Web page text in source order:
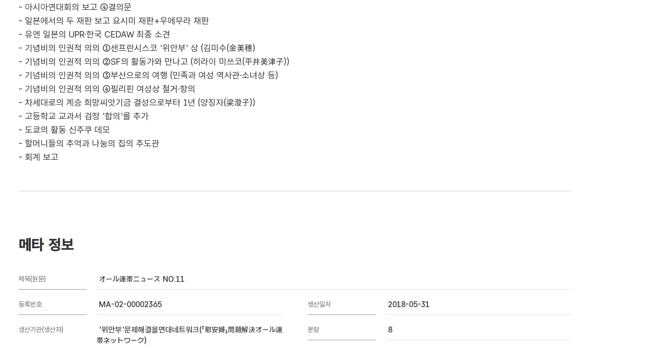
- 아시아연대회의 보고 ④결의문
- 일본에서의 두 재판 보고 요시미 재판+우에무라 재판
- 유엔 일본의 UPR·한국 CEDAW 최종 소견
- 기념비의 인권적 의의 ①샌프란시스코 '위안부' 상 (김미수(金美穗)
- 기념비의 인권적 의의 ②SF의 활동가와 만나고 (히라이 미쓰코(平井美津子))
- 기념비의 인권적 의의 ③부산으로의 여행 (민족과 여성 역사관·소녀상 등)
- 기념비의 인권적 의의 ④필리핀 여성상 철거·항의
- 차세대로의 계승 희망씨앗기금 결성으로부터 1년 (양징자(梁澄子))
- 고등학교 교과서 검정 '합의'를 추가
- 도쿄의 활동 신주쿠 데모
- 할머니들의 추억과 나눔의 집의 추도관
- 회계 보고
메타 정보
제목(원문) オール連帯ニュース NO.11
등록번호 MA-02-00002365 생산일자 2018-05-31
생산기관(생산자)
'위안부'문제해결올연대네트워크(「慰安婦」問題解決オール連
帯ネットワーク)
분량 8